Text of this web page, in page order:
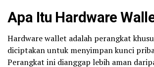
Apa Itu Hardware
Hardware wallet adalah perangkat
diciptakan untuk menyimpan kunci
Perangkat ini dianggap lebih aman